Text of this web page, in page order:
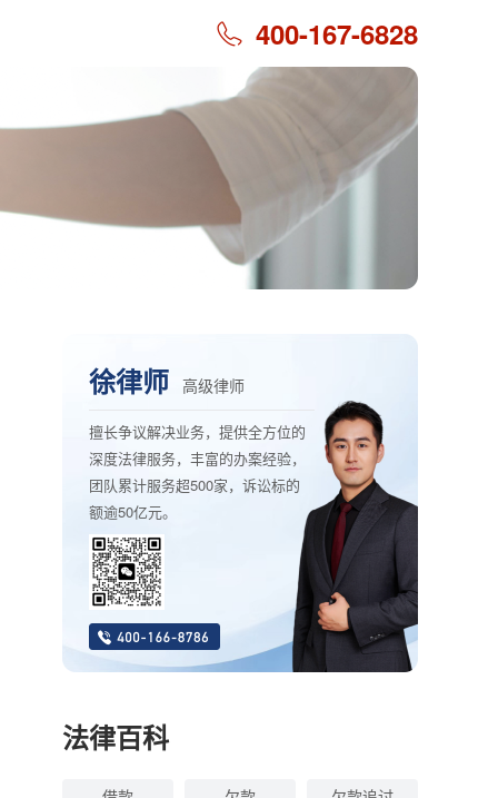
400-167-6828
徐律师 高级律师
擅长争议解决业务，提供全方位的
深度法律服务，丰富的办案经验，
团队累计服务超500家，诉讼标的
额逾50亿元。
法律百科